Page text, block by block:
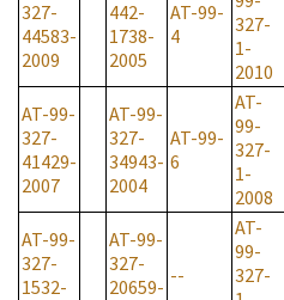
327-
44583-
2009
442-
1738-
2005
AT-99-
4
327-
1-
2010
AT-99-
327-
41429-
2007
AT-99-
327-
34943-
2004
AT-99-
6
AT-
99-
327-
1-
2008
AT-99-
327-
1532-
AT-99-
327-
20659- --
AT-
99-
327-